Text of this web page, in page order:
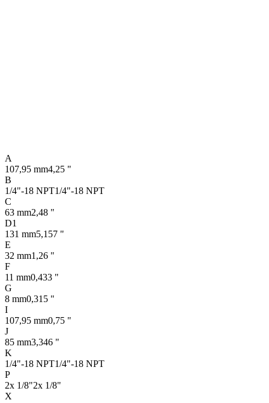
A
107,95 mm4,25 "
B
1/4"-18 NPT1/4"-18 NPT
C
63 mm2,48 "
D1
131 mm5,157 "
E
32 mm1,26 "
F
11 mm0,433 "
G
8 mm0,315 "
I
107,95 mm0,75 "
J
85 mm3,346 "
K
1/4"-18 NPT1/4"-18 NPT
P
2x 1/8"2x 1/8"
X